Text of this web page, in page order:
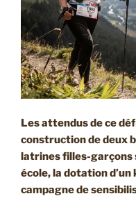
Les attendus de ce
construction de deux
latrines filles-garçons
école, la dotation
campagne de